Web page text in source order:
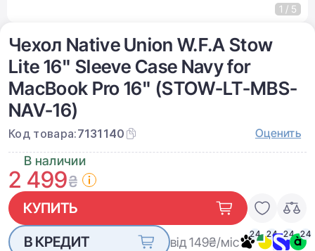
Чехол Native Union W.F.A Stow
Lite 16" Sleeve Case Navy for
MacBook Pro 16" (STOW-LT-MBS-
NAV-16)
Код товара:7131140 Оценить
В наличии
2 499₴
КУПИТЬ
В КРЕДИТ
від 149₴/міс
24 24 24 24
1 / 5